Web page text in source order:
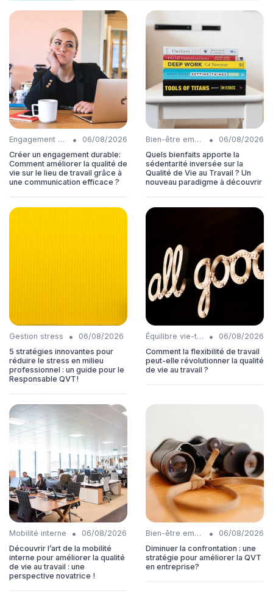
Engagement collaborateurs •
06/08/2026
Créer un engagement durable:
Comment améliorer la qualité de
vie sur le lieu de travail grâce à
une communication efficace ?
Bien-être employés •
06/08/2026
Quels bienfaits apporte la
sédentarité inversée sur la
Qualité de Vie au Travail ? Un
nouveau paradigme à découvrir
Gestion stress •
06/08/2026
5 stratégies innovantes pour
réduire le stress en milieu
professionnel : un guide pour le
Responsable QVT!
Équilibre vie-travail •
06/08/2026
Comment la flexibilité de travail
peut-elle révolutionner la qualité
de vie au travail ?
Mobilité interne •
06/08/2026
Découvrir l’art de la mobilité
interne pour améliorer la qualité
de vie au travail : une
perspective novatrice !
Bien-être employés •
06/08/2026
Diminuer la confrontation : une
stratégie pour améliorer la QVT
en entreprise?